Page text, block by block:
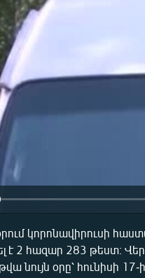
կորոնավիրուսի
է 2 հազար 283 թեստ։
նույն օրը՝ հունիսի